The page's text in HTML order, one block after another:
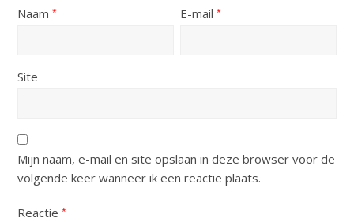
Naam* E-mail*
Site
Mijn naam, e-mail en site opslaan in deze browser voor de
volgende keer wanneer ik een reactie plaats.
Reactie*